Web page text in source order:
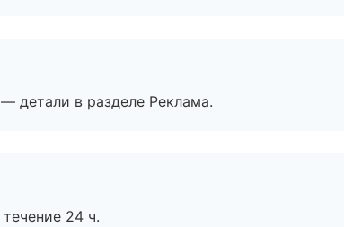
детали в разделе Реклама.
24 ч.